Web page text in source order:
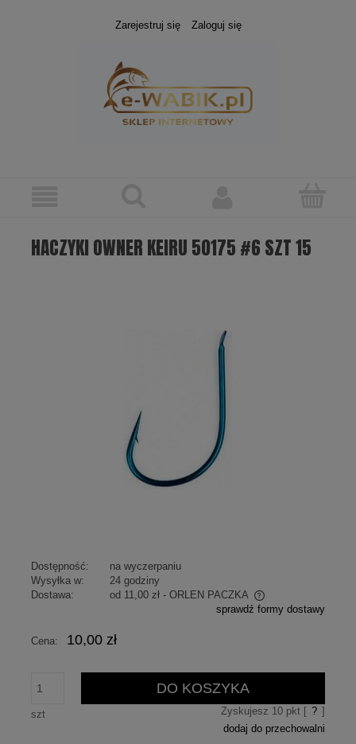
Zarejestruj się Zaloguj się
HACZYKI OWNER KEIRU 50175 #6 SZT 15
Dostępność:
na wyczerpaniu
Wysyłka w:
24 godziny
Dostawa:
od 11,00 zł - ORLEN PACZKA
Cena nie zawiera ewentualnych kosztów płatności
sprawdź formy dostawy
Cena: 10,00 zł
szt
DO KOSZYKA
Zyskujesz 10pkt [ ? ]
dodaj do przechowalni